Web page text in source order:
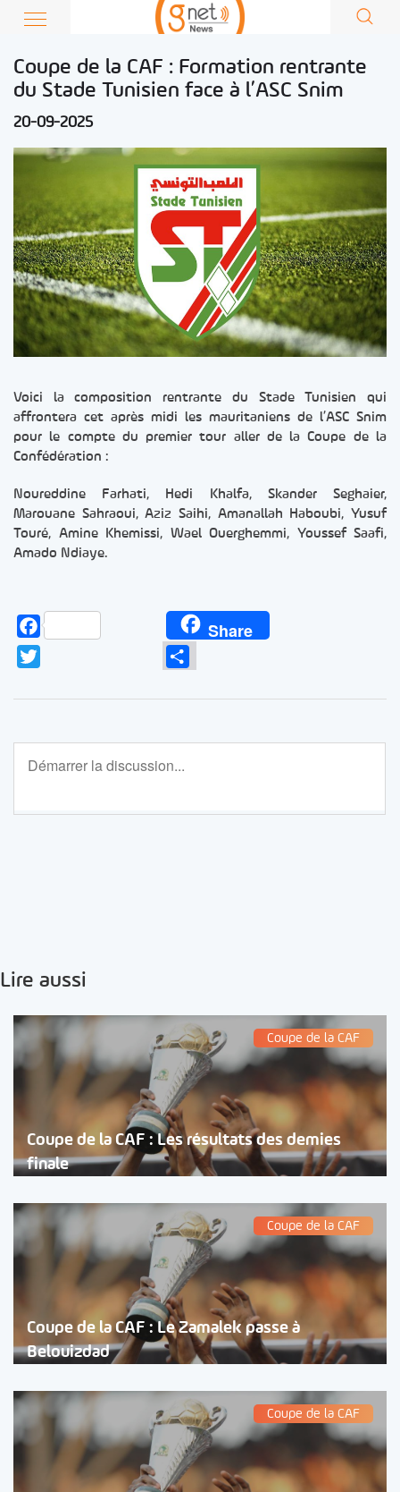
Coupe de la CAF : Formation rentrante
du Stade Tunisien face à l’ASC Snim
20-09-2025
Voici la composition rentrante du Stade Tunisien qui
affrontera cet après midi les mauritaniens de l’ASC Snim
pour le compte du premier tour aller de la Coupe de la
Confédération :
Noureddine Farhati, Hedi Khalfa, Skander Seghaier,
Marouane Sahraoui, Aziz Saihi, Amanallah Haboubi, Yusuf
Touré, Amine Khemissi, Wael Ouerghemmi, Youssef Saafi,
Amado Ndiaye.
Facebook Share
Partager
Lire aussi
Coupe de la CAF
Coupe de la CAF : Les résultats des demies
finale
Coupe de la CAF
Coupe de la CAF : Le Zamalek passe à
Belouizdad
Coupe de la CAF